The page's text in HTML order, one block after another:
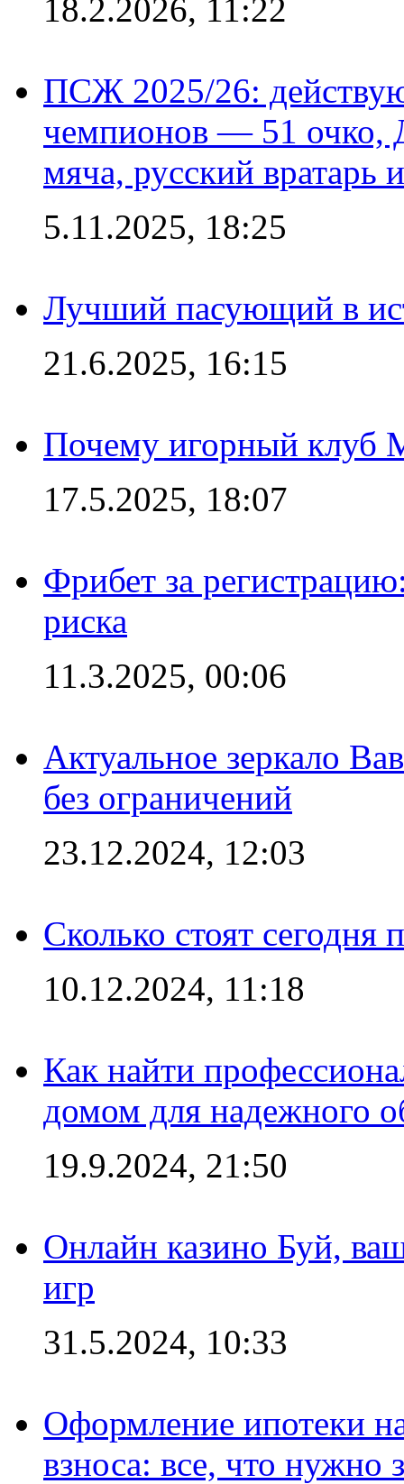
18.2.2026, 11:22
ПСЖ 2025/26:
чемпионов — 51 очко,
мяча, русский вратарь
5.11.2025, 18:25
Лучший пасующий в
21.6.2025, 16:15
Почему игорный клуб
17.5.2025, 18:07
Фрибет за
риска
11.3.2025, 00:06
Актуальное зеркало
без ограничений
23.12.2024, 12:03
Сколько стоят сегодня
10.12.2024, 11:18
Как найти
домом для надежного
19.9.2024, 21:50
Онлайн казино Буй,
игр
31.5.2024, 10:33
Оформление ипотеки
взноса: все, что нужно